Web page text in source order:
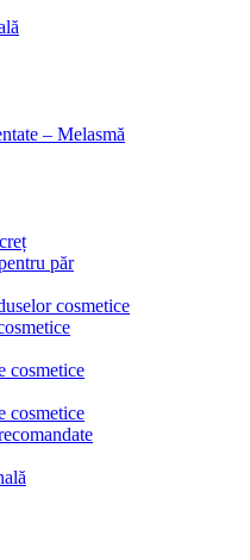
– Melasmă
păr
cosmetice
cosmetice
cosmetice